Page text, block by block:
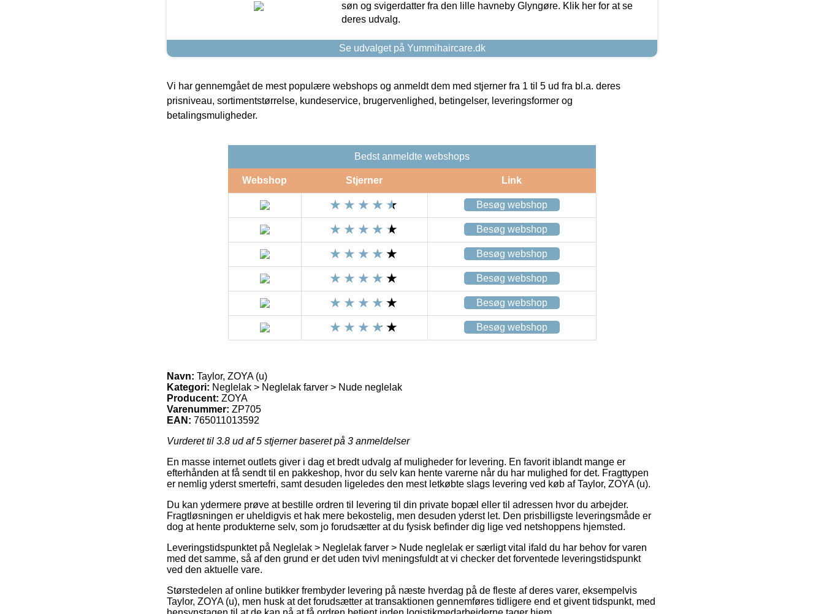
søn og svigerdatter fra den lille havneby Glyngøre. Klik her for at se
deres udvalg.
Se udvalget på Yummihaircare.dk
Vi har gennemgået de mest populære webshops og anmeldt dem med stjerner fra 1 til 5 ud fra bl.a. deres
prisniveau, sortimentstørrelse, kundeservice, brugervenlighed, betingelser, leveringsformer og
betalingsmuligheder.
Bedst anmeldte webshops
Webshop Stjerner Link
Besøg webshop
Besøg webshop
Besøg webshop
Besøg webshop
Besøg webshop
Besøg webshop
Navn: Taylor, ZOYA (u)
Kategori: Neglelak > Neglelak farver > Nude neglelak
Producent: ZOYA
Varenummer: ZP705
EAN: 765011013592
Vurderet til 3.8 ud af 5 stjerner baseret på 3 anmeldelser
En masse internet outlets giver i dag et bredt udvalg af muligheder for levering. En favorit iblandt mange er
efterhånden at få sendt til en pakkeshop, hvor du selv kan hente varerne når du har mulighed for det. Fragttypen
er nemlig yderst smertefri, samt desuden ligeledes den mest letkøbte slags levering ved køb af Taylor, ZOYA (u).
Du kan ydermere prøve at bestille ordren til levering til din private bopæl eller til adressen hvor du arbejder.
Fragtløsningen er uheldigvis et hak mere bekostelig, men desuden yderst let. Den prisbilligste leveringsmåde er
dog at hente produkterne selv, som jo forudsætter at du fysisk befinder dig lige ved netshoppens hjemsted.
Leveringstidspunktet på Neglelak > Neglelak farver > Nude neglelak er særligt vital ifald du har behov for varen
med det samme, så af den grund er det uden tvivl meningsfuldt at vi checker det forventede leveringstidspunkt
ved den aktuelle vare.
Størstedelen af online butikker frembyder levering på næste hverdag på de fleste af deres varer, eksempelvis
Taylor, ZOYA (u), men husk at det forudsætter at transaktionen gennemføres tidligere end et givent tidspunkt, med